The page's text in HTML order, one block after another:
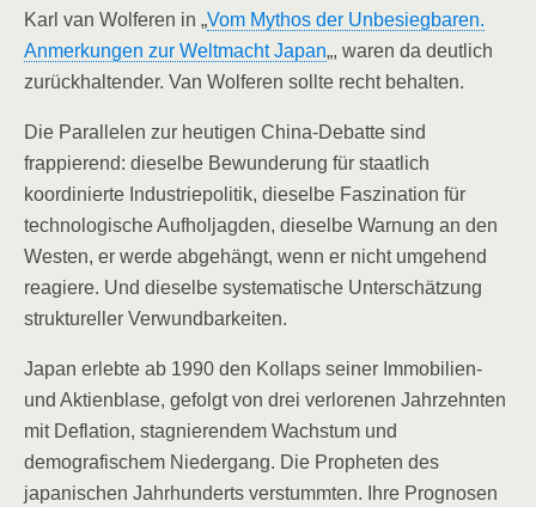
Karl van Wolferen in „Vom Mythos der Unbesiegbaren.
Anmerkungen zur Weltmacht Japan„, waren da deutlich
zurückhaltender. Van Wolferen sollte recht behalten.
Die Parallelen zur heutigen China-Debatte sind
frappierend: dieselbe Bewunderung für staatlich
koordinierte Industriepolitik, dieselbe Faszination für
technologische Aufholjagden, dieselbe Warnung an den
Westen, er werde abgehängt, wenn er nicht umgehend
reagiere. Und dieselbe systematische Unterschätzung
struktureller Verwundbarkeiten.
Japan erlebte ab 1990 den Kollaps seiner Immobilien-
und Aktienblase, gefolgt von drei verlorenen Jahrzehnten
mit Deflation, stagnierendem Wachstum und
demografischem Niedergang. Die Propheten des
japanischen Jahrhunderts verstummten. Ihre Prognosen